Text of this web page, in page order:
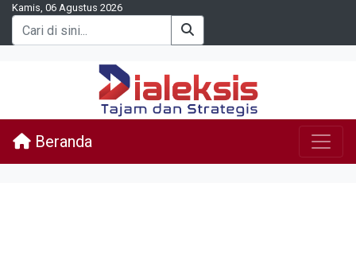
Kamis, 06 Agustus 2026
Beranda